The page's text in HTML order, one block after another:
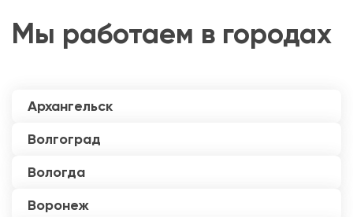
Мы работаем в городах
Архангельск
Волгоград
Вологда
Воронеж